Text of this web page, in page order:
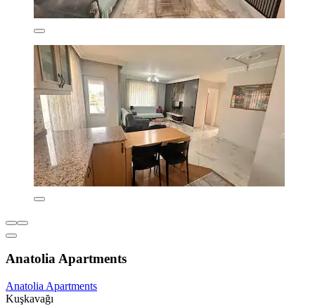
Anatolia Apartments
Anatolia Apartments
Kuşkavağı